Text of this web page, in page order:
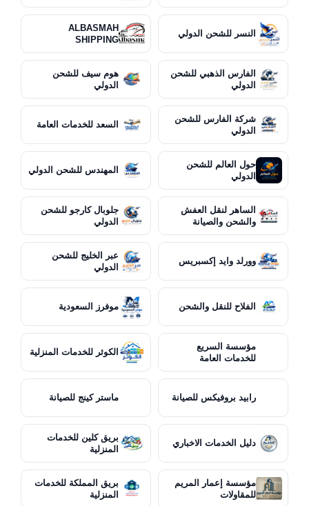
النسر للشحن الدولي
ALBASMAH
SHIPPING
الفارس الذهبي للشحن
الدولي
هوم سيف للشحن
الدولي
شركة الفارس للشحن
الدولي
السعد للخدمات العامة
حول العالم للشحن
الدولي
المهندس للشحن الدولي
الساهر لنقل العفش
والشحن والصيانة
جلوبال كارجو للشحن
الدولي
وورلد وايد إكسبريس
عبر الخليج للشحن
الدولي
الفلاح للنقل والشحن موفرز السعودية
مؤسسة السريع
للخدمات العامة
الكوثر للخدمات المنزلية
رابيد بروفيكس للصيانة ماستر كينج للصيانة
دليل الخدمات الاخباري
بريق كلين للخدمات
المنزلية
مؤسسة إعمار المريم
للمقاولات
بريق المملكة للخدمات
المنزلية